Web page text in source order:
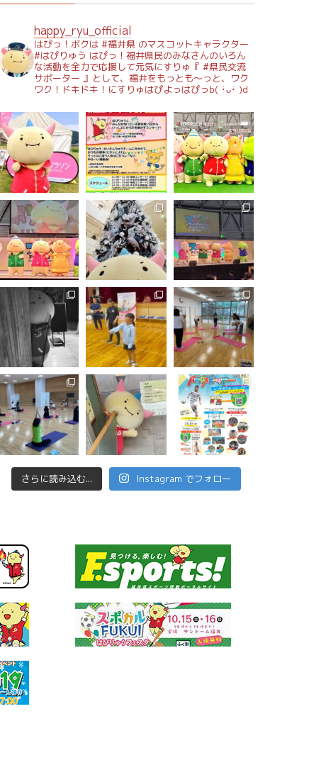
happy_ryu_official
はぴっ！ボクは #福井県 のマスコットキャラクター
#はぴりゅう はぴっ！福井県民のみなさんのいろん
な活動を全力で応援して元気にすりゅ『 #県民交流
サポーター 』として、福井をもっとも～っと、ワク
ワク！ドキドキ！にすりゅはぴよっはぴっb( ･̀ᴗ･́ )d
さらに読み込む... Instagram でフォロー